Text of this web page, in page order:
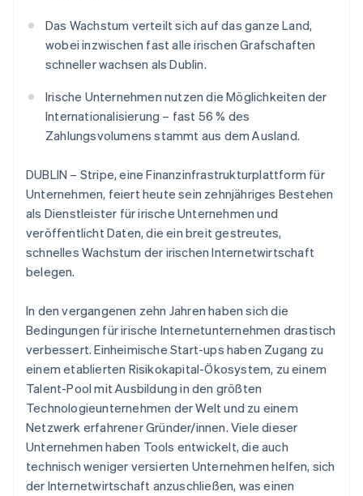
Atlas
Start-up-Gründung
Climate
Identity
Online-Identitätsprüfung
Stripe-Sessions 2026
Erfahren Sie, wie Stripe Lösungen für die
Jetzt ansehen
Partner
Stripe App-Marktplatz
Das Wachstum verteilt sich auf das ganze Land,
wobei inzwischen fast alle irischen Grafschaften
schneller wachsen als Dublin.
Irische Unternehmen nutzen die Möglichkeiten der
Internationalisierung – fast 56 % des
Zahlungsvolumens stammt aus dem Ausland.
DUBLIN – Stripe, eine Finanzinfrastrukturplattform für
Unternehmen, feiert heute sein zehnjähriges Bestehen
als Dienstleister für irische Unternehmen und
veröffentlicht Daten, die ein breit gestreutes,
schnelles Wachstum der irischen Internetwirtschaft
belegen.
In den vergangenen zehn Jahren haben sich die
Bedingungen für irische Internetunternehmen drastisch
verbessert. Einheimische Start-ups haben Zugang zu
einem etablierten Risikokapital-Ökosystem, zu einem
Talent-Pool mit Ausbildung in den größten
Technologieunternehmen der Welt und zu einem
Netzwerk erfahrener Gründer/innen. Viele dieser
Unternehmen haben Tools entwickelt, die auch
technisch weniger versierten Unternehmen helfen, sich
der Internetwirtschaft anzuschließen, was einen